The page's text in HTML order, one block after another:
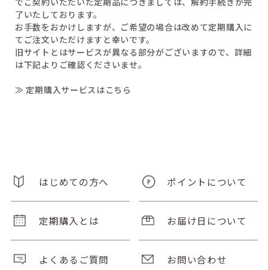
了いたしております。
お手数をおかけしますが、ご希望の場合は改めて定期購入に
てご注文いただけますと幸いです。
旧サイトとはサービスが異なる部分がございますので、詳細
は下記よりご確認くださいませ。
≫ 定期購入サービスはこちら
はじめての方へ ポイントについて
定期購入とは お届け日について
よくあるご質問 お問い合わせ